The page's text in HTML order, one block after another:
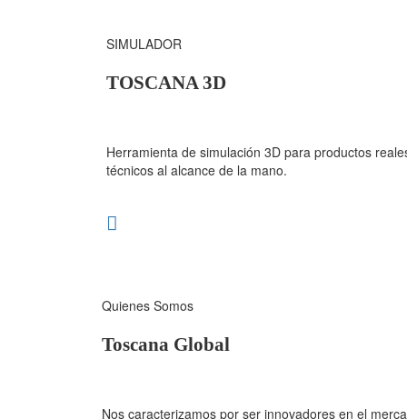
SIMULADOR
TOSCANA 3D
Herramienta de simulación 3D para productos
técnicos al alcance de la mano.
Quienes Somos
Toscana Global
Nos caracterizamos por ser innovadores en el